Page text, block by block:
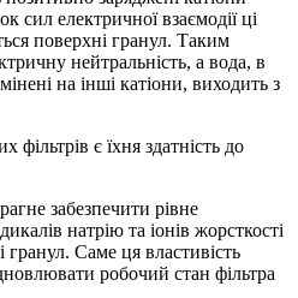
сил електричної взаємодії ці
поверхні гранул. Таким
нейтральність, а вода, в
на інші катіони, виходить з
є їхня здатність до
забезпечити рівне
натрію та іонів жорсткості
гранул. Саме ця властивість
робочий стан фільтра